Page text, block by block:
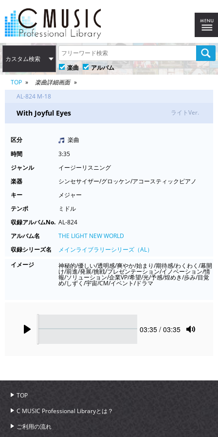
カスタム検索
楽曲
アルバム
TOP
楽曲詳細画面
AL-824 M-18
With Joyful Eyes ライトVer.
区分
楽曲
時間
3:35
ジャンル
イージーリスニング
楽器
シンセサイザー/グロッケン/アコースティックピアノ
キー
メジャー
テンポ
ミドル
収録アルバムNo. AL-824
アルバム名
THE LIGHT NEW WORLD
収録シリーズ名
メインライブラリーシリーズ（AL）
イメージ
神秘的/優しい/透明感/爽やか/始まり/期待感/わくわく/幕開
け/前進/発展/挑戦/プレゼンテーション/イノベーション/情
報/ソリューション/企業VP/希望/光/予感/煌めき/歩み/目覚
め/しずく/宇宙/CM/イベント/ドラマ
Current
03:35 / 03:35
TOP
C MUSIC Professional Libraryとは？
ご利用の流れ